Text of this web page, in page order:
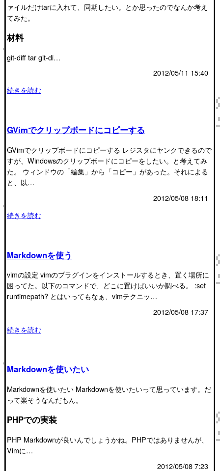
ァイルだけtarに入れて、同期したい。とか思ったのでなんか考え
てみた。
材料
git-diff tar git-di…
2012/05/11 15:40
続きを読む
GVimでクリップボードにコピーする
GVimでクリップボードにコピーする レジスタにヤンクできるので
すが、Windowsのクリップボードにコピーをしたい。と考えてみ
た。 ウィンドウの「編集」から「コピー」があった。それによる
と、以…
2012/05/08 18:11
続きを読む
Markdownを使う
vimの設定 vimのプラグインをインストールするとき、置く場所に
困ってた。以下のコマンドで、どこに置けばいいか調べる。 :set
runtimepath? とはいってもなぁ、vimテクニッ…
2012/05/08 17:37
続きを読む
Markdownを使いたい
Markdownを使いたい Markdownを使いたいって思っています。だ
って楽そうなんだもん。
PHPでの実装
PHP Markdownが良いんでしょうかね。PHPではありませんが、
Vimに…
2012/05/08 7:23